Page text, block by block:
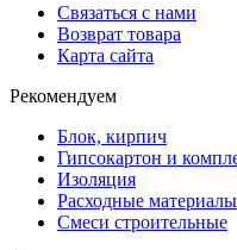
Связаться с нами
Возврат товара
Карта сайта
Рекомендуем
Блок, кирпич
Гипсокартон и
Изоляция
Расходные материалы
Смеси строительные